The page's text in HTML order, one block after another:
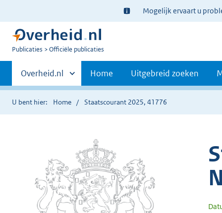
Ter
informatie:
Mogelijk ervaart u
U
Publicaties Officiële publicaties
Primaire
navigatie
Andere
sites
binnen
Overheid.nl Home Uitgebreid zoeken
U bent hier: Home Staatscourant 2025, 41776